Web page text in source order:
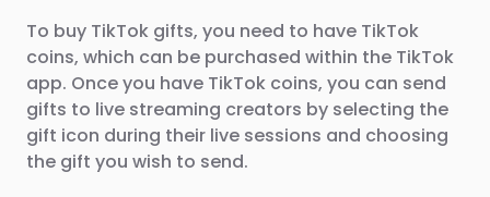
To buy TikTok gifts, you need to have TikTok
coins, which can be purchased within the TikTok
app. Once you have TikTok coins, you can send
gifts to live streaming creators by selecting the
gift icon during their live sessions and choosing
the gift you wish to send.